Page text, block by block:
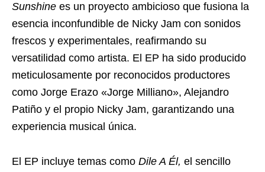
Sunshine es un proyecto ambicioso que fusiona la
esencia inconfundible de Nicky Jam con sonidos
frescos y experimentales, reafirmando su
versatilidad como artista. El EP ha sido producido
meticulosamente por reconocidos productores
como Jorge Erazo «Jorge Milliano», Alejandro
Patiño y el propio Nicky Jam, garantizando una
experiencia musical única.
El EP incluye temas como Dile A Él, el sencillo